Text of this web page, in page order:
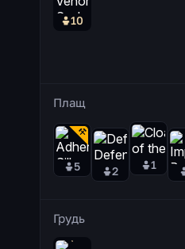
10
Плащ
5 2 1
Грудь